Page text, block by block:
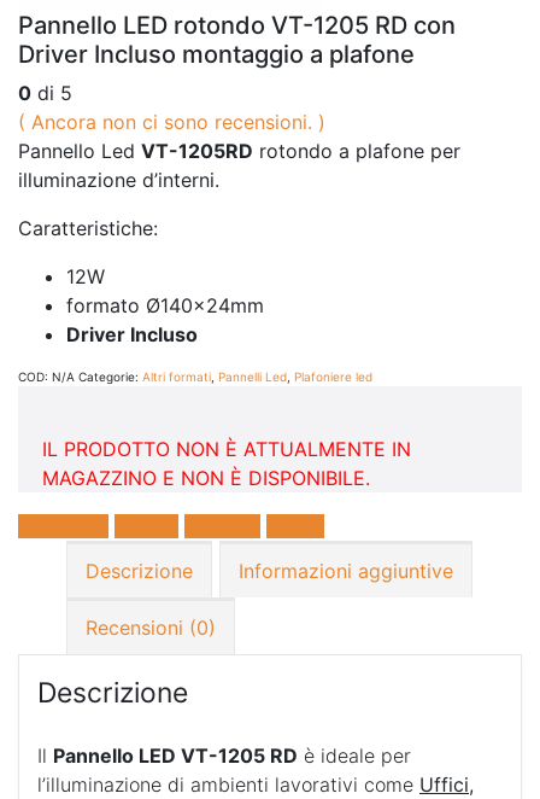
Pannello LED rotondo VT-1205 RD con
Driver Incluso montaggio a plafone
0 di 5
( Ancora non ci sono recensioni. )
Pannello Led VT-1205RD rotondo a plafone per
illuminazione d’interni.
Caratteristiche:
12W
formato Ø140x24mm
Driver Incluso
COD: N/A Categorie: Altri formati Pannelli Led Plafoniere led
IL PRODOTTO NON È ATTUALMENTE IN
MAGAZZINO E NON È DISPONIBILE.
Descrizione
Informazioni aggiuntive
Recensioni (0)
Descrizione
Il Pannello LED VT-1205 RD è ideale per
l’illuminazione di ambienti lavorativi come Uffici,